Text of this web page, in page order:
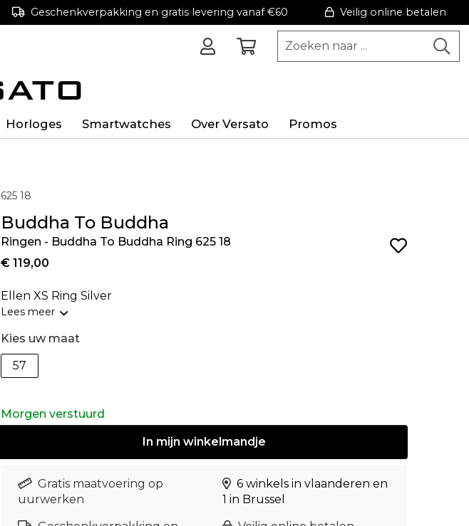
Geschenkverpakking en gratis levering vanaf €60 Veilig online betalen
Horloges Smartwatches Over Versato Promos
625 18
Buddha To Buddha
Ringen - Buddha To Buddha Ring 625 18
€ 119,00
Ellen XS Ring Silver
Lees meer
Kies uw maat
57
Morgen verstuurd
In mijn winkelmandje
Gratis maatvoering op
uurwerken
6 winkels in vlaanderen en
1 in Brussel